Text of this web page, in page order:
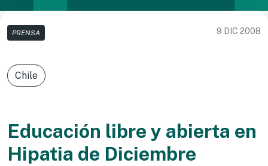
PRENSA 9 DIC 2008
Chile
Educación libre y abierta en
Hipatia de Diciembre